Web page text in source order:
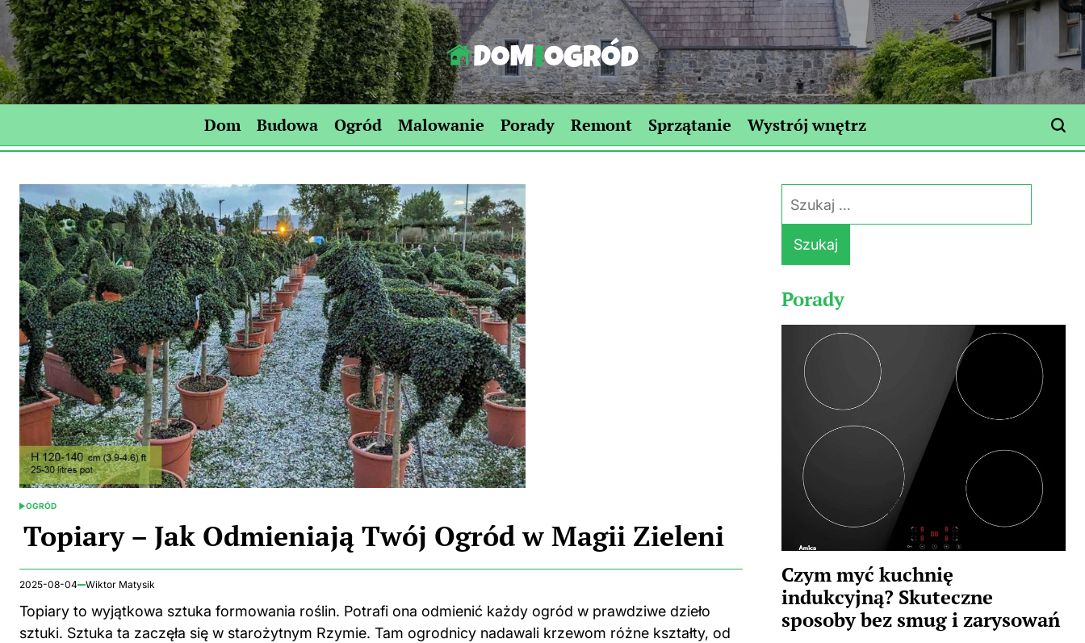
Skip
to
content
Dom-
Ogród.edu.pl
Dom Budowa Ogród Malowanie Porady Remont Sprzątanie Wystrój wnętrz
POSTED
OGRÓD
Topiary – Jak Odmieniają Twój Ogród w Magii Zieleni
2025-08-04 Wiktor Matysik
Topiary to wyjątkowa sztuka formowania roślin. Potrafi ona odmienić każdy ogród w prawdziwe dzieło
sztuki. Sztuka ta zaczęła się w starożytnym Rzymie. Tam ogrodnicy nadawali krzewom różne kształty, od
Porady
Czym myć kuchnię
indukcyjną? Skuteczne
sposoby bez smug i zarysowań